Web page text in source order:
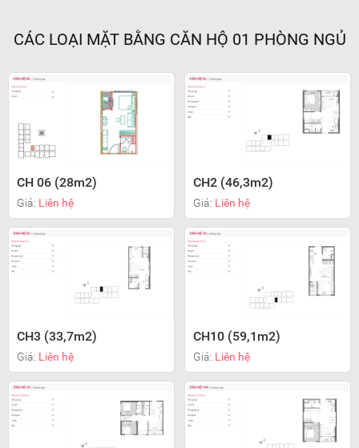
CÁC LOẠI MẶT BẰNG CĂN HỘ 01 PHÒNG NGỦ
CH 06 (28m2)
Giá: Liên hệ
CH2 (46,3m2)
Giá: Liên hệ
CH3 (33,7m2)
Giá: Liên hệ
CH10 (59,1m2)
Giá: Liên hệ